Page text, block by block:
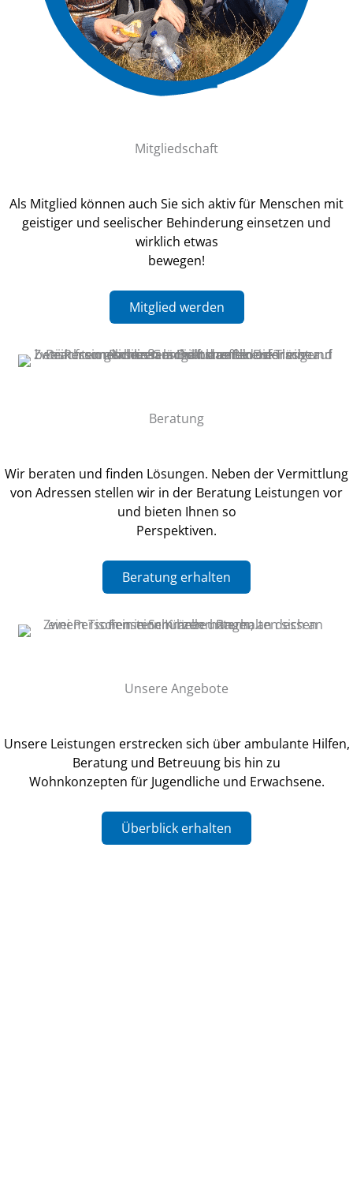
Mitgliedschaft
Als Mitglied können auch Sie sich aktiv für Menschen mit
geistiger und seelischer Behinderung einsetzen und
wirklich etwas
bewegen!
Mitglied werden
Beratung
Wir beraten und finden Lösungen. Neben der Vermittlung
von Adressen stellen wir in der Beratung Leistungen vor
und bieten Ihnen so
Perspektiven.
Beratung erhalten
Unsere Angebote
Unsere Leistungen erstrecken sich über ambulante Hilfen,
Beratung und Betreuung bis hin zu
Wohnkonzepten für Jugendliche und Erwachsene.
Überblick erhalten